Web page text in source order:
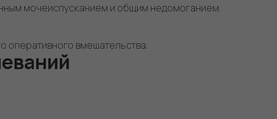
мочеиспусканием и общим недомоганием.
вмешательства.